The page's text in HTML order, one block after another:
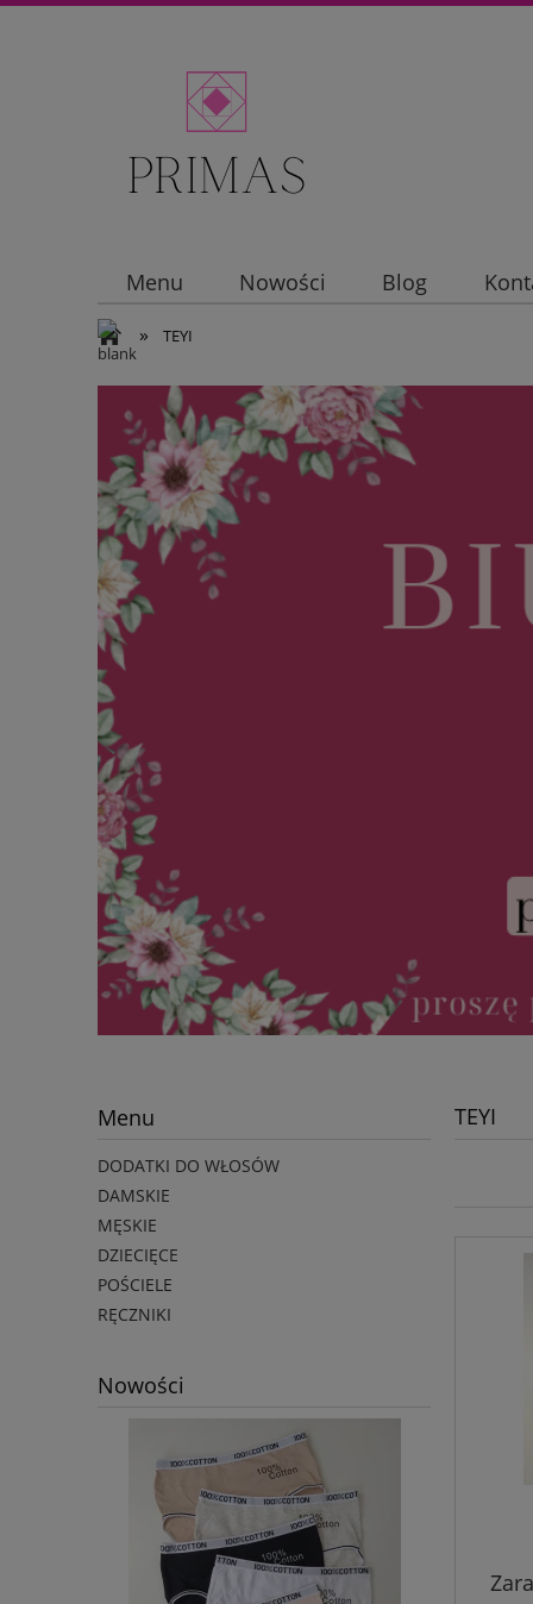
Menu Nowości Blog
» TEYI
Menu
DODATKI DO WŁOSÓW
DAMSKIE
MĘSKIE
DZIECIĘCE
POŚCIELE
RĘCZNIKI
Nowości
TEYI